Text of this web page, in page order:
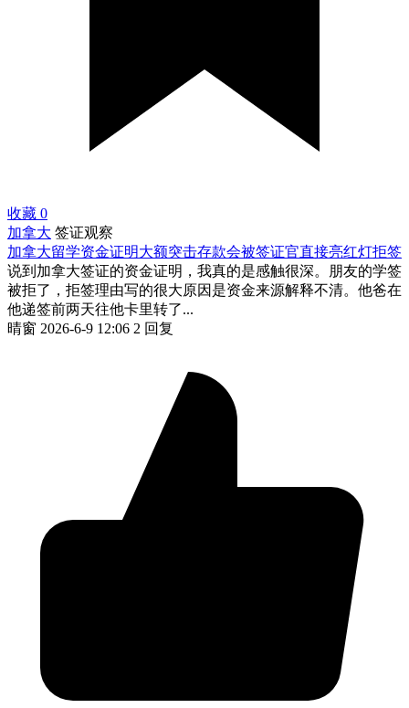
收藏 0
加拿大 签证观察
加拿大留学资金证明大额突击存款会被签证官直接亮红灯拒签
说到加拿大签证的资金证明，我真的是感触很深。朋友的学签
被拒了，拒签理由写的很大原因是资金来源解释不清。他爸在
他递签前两天往他卡里转了...
晴窗 2026-6-9 12:06 2 回复